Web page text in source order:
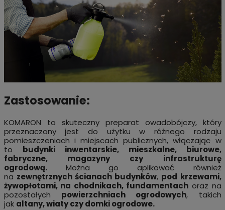
Zastosowanie:
KOMARON to skuteczny preparat owadobójczy, który
przeznaczony jest do użytku w różnego rodzaju
pomieszczeniach i miejscach publicznych, włączając w
to budynki inwentarskie, mieszkalne, biurowe,
fabryczne, magazyny czy infrastrukturę
ogrodową.Można go aplikować również
na zewnętrznych ścianach budynków, pod krzewami,
żywopłotami, na chodnikach, fundamentach oraz na
pozostałych powierzchniach ogrodowych, takich
jak altany, wiaty czy domki ogrodowe.